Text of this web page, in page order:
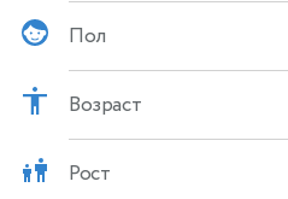
Пол
Возраст
Рост